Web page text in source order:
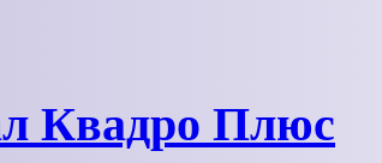
Квадро Плюс